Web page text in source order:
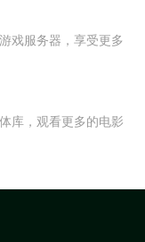
戏服务器，享受更多
库，观看更多的电影